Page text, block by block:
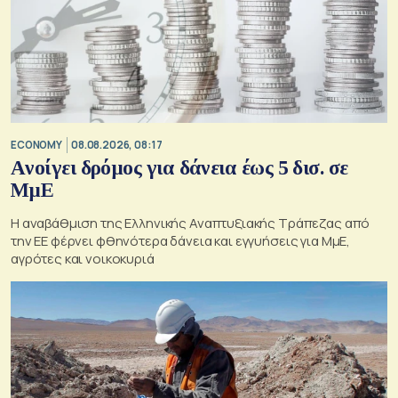
ECONOMY 08.08.2026, 08:17
Aνοίγει δρόμος για δάνεια έως 5 δισ. σε
ΜμΕ
Η αναβάθμιση της Ελληνικής Αναπτυξιακής Τράπεζας από
την ΕΕ φέρνει φθηνότερα δάνεια και εγγυήσεις για ΜμΕ,
αγρότες και νοικοκυριά